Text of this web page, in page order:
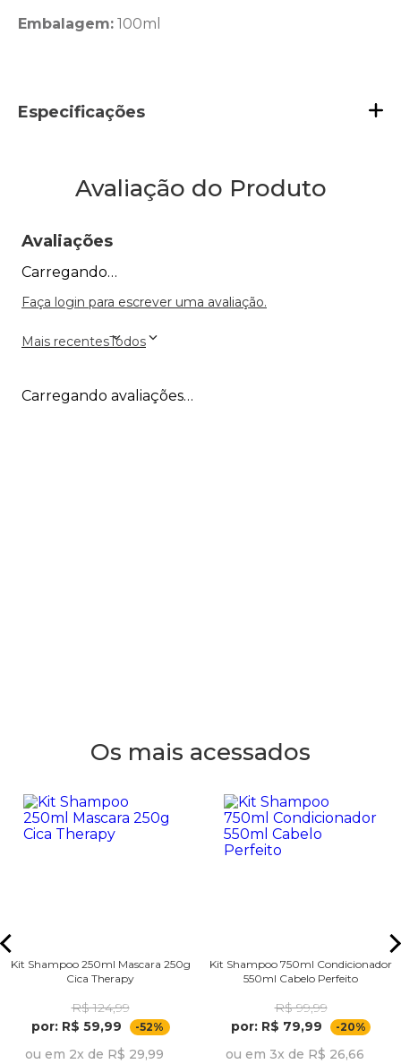
Embalagem: 100ml
Especificações
Avaliação do Produto
Avaliações
Carregando…
Faça login para escrever uma avaliação.
Mais recentesTodos
Carregando avaliações…
Os mais acessados
Kit Shampoo 250ml Mascara 250g
Cica Therapy
R$ 124,99
por: R$ 59,99
-52%
ou em 2x de R$ 29,99
Kit Shampoo 750ml Condicionador
550ml Cabelo Perfeito
R$ 99,99
por: R$ 79,99
-20%
ou em 3x de R$ 26,66